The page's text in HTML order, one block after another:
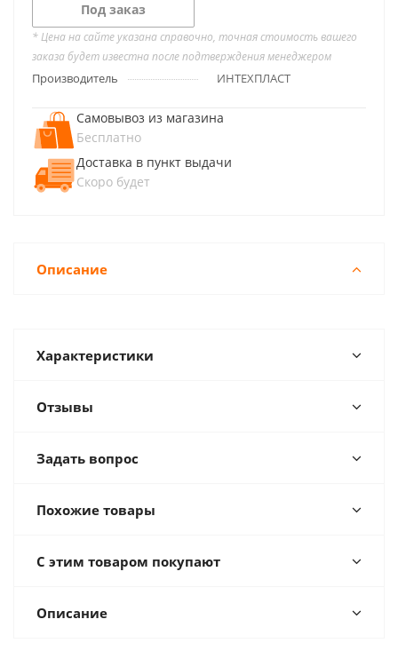
Под заказ
* Цена на сайте указана справочно, точная стоимость вашего
заказа будет известна после подтверждения менеджером
Производитель ИНТЕХПЛАСТ
Самовывоз из магазина
Бесплатно
Доставка в пункт выдачи
Скоро будет
Описание
Характеристики
Отзывы
Задать вопрос
Похожие товары
С этим товаром покупают
Описание